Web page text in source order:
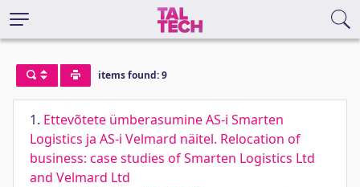
items found: 9
1. Ettevõtete ümberasumine AS-i Smarten
Logistics ja AS-i Velmard näitel. Relocation of
business: case studies of Smarten Logistics Ltd
and Velmard Ltd